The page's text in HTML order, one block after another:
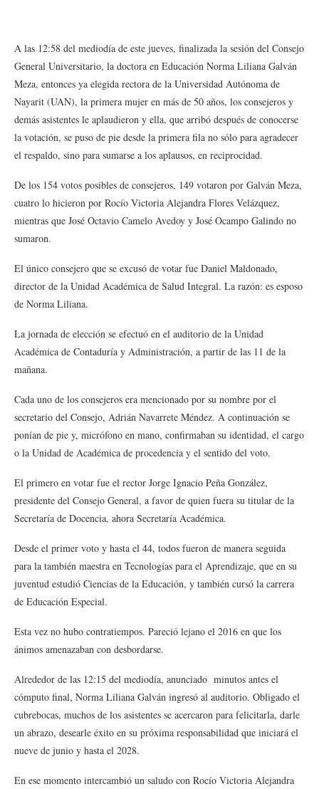
A las 12:58 del mediodía de este jueves, finalizada la sesión del Consejo
General Universitario, la doctora en Educación Norma Liliana Galván
Meza, entonces ya elegida rectora de la Universidad Autónoma de
Nayarit (UAN), la primera mujer en más de 50 años, los consejeros y
demás asistentes le aplaudieron y ella, que arribó después de conocerse
la votación, se puso de pie desde la primera fila no sólo para agradecer
el respaldo, sino para sumarse a los aplausos, en reciprocidad.
De los 154 votos posibles de consejeros, 149 votaron por Galván Meza,
cuatro lo hicieron por Rocío Victoria Alejandra Flores Velázquez,
mientras que José Octavio Camelo Avedoy y José Ocampo Galindo no
sumaron.
El único consejero que se excusó de votar fue Daniel Maldonado,
director de la Unidad Académica de Salud Integral. La razón: es esposo
de Norma Liliana.
La jornada de elección se efectuó en el auditorio de la Unidad
Académica de Contaduría y Administración, a partir de las 11 de la
mañana.
Cada uno de los consejeros era mencionado por su nombre por el
secretario del Consejo, Adrián Navarrete Méndez. A continuación se
ponían de pie y, micrófono en mano, confirmaban su identidad, el cargo
o la Unidad de Académica de procedencia y el sentido del voto.
El primero en votar fue el rector Jorge Ignacio Peña González,
presidente del Consejo General, a favor de quien fuera su titular de la
Secretaría de Docencia, ahora Secretaría Académica.
Desde el primer voto y hasta el 44, todos fueron de manera seguida
para la también maestra en Tecnologías para el Aprendizaje, que en su
juventud estudió Ciencias de la Educación, y también cursó la carrera
de Educación Especial.
Esta vez no hubo contratiempos. Pareció lejano el 2016 en que los
ánimos amenazaban con desbordarse.
Alrededor de las 12:15 del mediodía, anunciado minutos antes el
cómputo final, Norma Liliana Galván ingresó al auditorio. Obligado el
cubrebocas, muchos de los asistentes se acercaron para felicitarla, darle
un abrazo, desearle éxito en su próxima responsabilidad que iniciará el
nueve de junio y hasta el 2028.
En ese momento intercambió un saludo con Rocío Victoria Alejandra